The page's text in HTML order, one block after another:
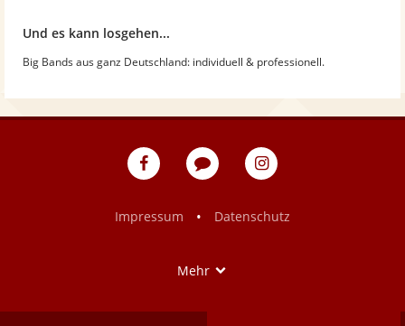
Und es kann losgehen...
Big Bands aus ganz Deutschland: individuell & professionell.
eventpeppers
Blog
eventpeppers
Impressum
• Datenschutz
Mehr